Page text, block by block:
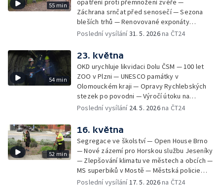
55 min
Záchrana srnčat před senosečí — Sezona
bleších trhů — Renovované exponáty
Leteckého muzea Kbely — Aviatická pouť v
Edmundovy soutěsky — Prevence lesních
požárů — Velký jezdecký den v Kladrubech
— Veřejné plavby na Labi — Vodní hrad
Švihov bez vody
Poslední vysílání31. 5. 2026na ČT24
54 min
23. května
OKD urychluje likvidaci Dolu ČSM — 100 let
ZOO v Plzni — UNESCO památky v
Olomouckém kraji — Opravy Rychlebských
stezek po povodni — Výročí útoku na
Heydricha — Místní místním — Vypouštění
ryby — Řemesla pod hradem Hluboký — Po
stopách Dana Browna — Skautské setkání v
Ralsku — Vagabundi přes půl světa
Poslední vysílání 24. 5. 2026na ČT24
52 min
16. května
Segregace ve školství — Open House Brno
— Nové zázemí pro Horskou službu Jeseníky
— Zlepšování klimatu ve městech a obcích —
MS superbiků v Mostě — Městská policie
Ústí nad Labem má nové drony — Začal lov
Poslední vysílání 17. 5. 2026na ČT24